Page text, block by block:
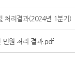
처리결과(2024년 1분기)
민원 처리 결과.pdf